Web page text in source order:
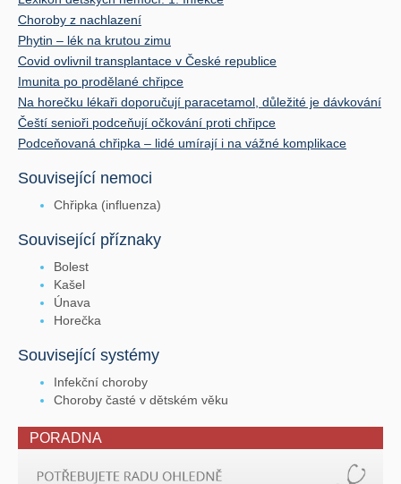
Choroby z nachlazení
Phytin – lék na krutou zimu
Covid ovlivnil transplantace v České republice
Imunita po prodělané chřipce
Na horečku lékaři doporučují paracetamol, důležité je dávkování
Čeští senioři podceňují očkování proti chřipce
Podceňovaná chřipka – lidé umírají i na vážné komplikace
Související nemoci
Chřipka (influenza)
Související příznaky
Bolest
Kašel
Únava
Horečka
Související systémy
Infekční choroby
Choroby časté v dětském věku
PORADNA